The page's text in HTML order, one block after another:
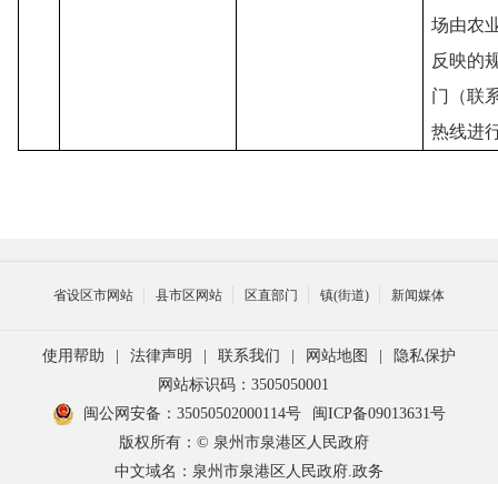
场由农
反映的
门（联
热线进
省设区市网站 县市区网站 区直部门 镇(街道) 新闻媒体
使用帮助 | 法律声明 | 联系我们 | 网站地图 |
隐私保护
网站标识码：3505050001
闽公网安备：35050502000114号
闽ICP备09013631号
版权所有：© 泉州市泉港区人民政府
中文域名：泉州市泉港区人民政府.政务